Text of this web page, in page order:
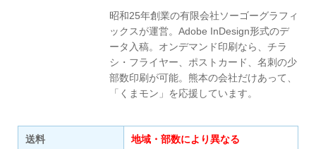
昭和25年創業の有限会社ソーゴーグラフィ
ックスが運営。Adobe InDesign形式のデ
ータ入稿。オンデマンド印刷なら、チラ
シ・フライヤー、ポストカード、名刺の少
部数印刷が可能。熊本の会社だけあって、
「くまモン」を応援しています。
送料 地域・部数により異なる